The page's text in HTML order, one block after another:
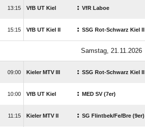
13:15 VfB UT Kiel : VfR Laboe
15:15 VfB UT Kiel II : SSG Rot-Schwarz Kiel II
Samstag, 21.11.2026
09:00 Kieler MTV III : SSG Rot-Schwarz Kiel II
10:00 VfB UT Kiel : MED SV (7er)
11:15 Kieler MTV II : SG Flintbek/​Fe/​Bre (9er)